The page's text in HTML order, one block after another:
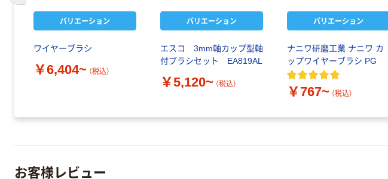
バリエーション
ワイヤーブラシ
￥6,404~ （税込）
バリエーション
エスコ 3mm軸カップ型軸
付ブラシセット EA819AL
￥5,120~ （税込）
バリエーション
ナニワ研磨工業 ナニワ カ
ップワイヤーブラシ PG
￥767~ （税込）
お客様レビュー